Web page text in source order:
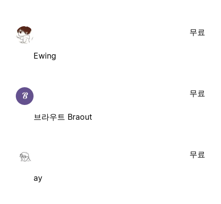
Ewing
무료
브라우트 Braout
무료
ay
무료